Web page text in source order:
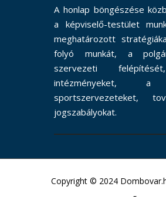
A honlap böngészése
a képviselő-testület
meghatározott
folyó munkát, a
szervezeti
sportszervezeteket,
jogszabályokat.
Copyright © 2024